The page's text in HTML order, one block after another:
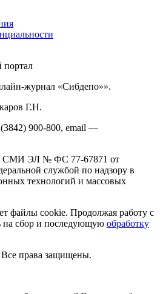
портал
журнал «Сибдепо»».
Г.Н.
900-800, email —
СМИ ЭЛ № ФС 77-67871 от
службой по надзору в
технологий и массовых
файлы cookie. Продолжая работу с
на сбор и последующую обработку
права защищены.